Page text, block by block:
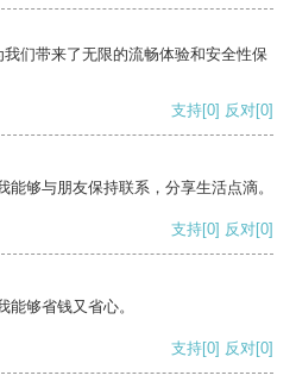
们带来了无限的流畅体验和安全性保
支持[0] 反对[0]
够与朋友保持联系，分享生活点滴。
支持[0] 反对[0]
够省钱又省心。
支持[0] 反对[0]